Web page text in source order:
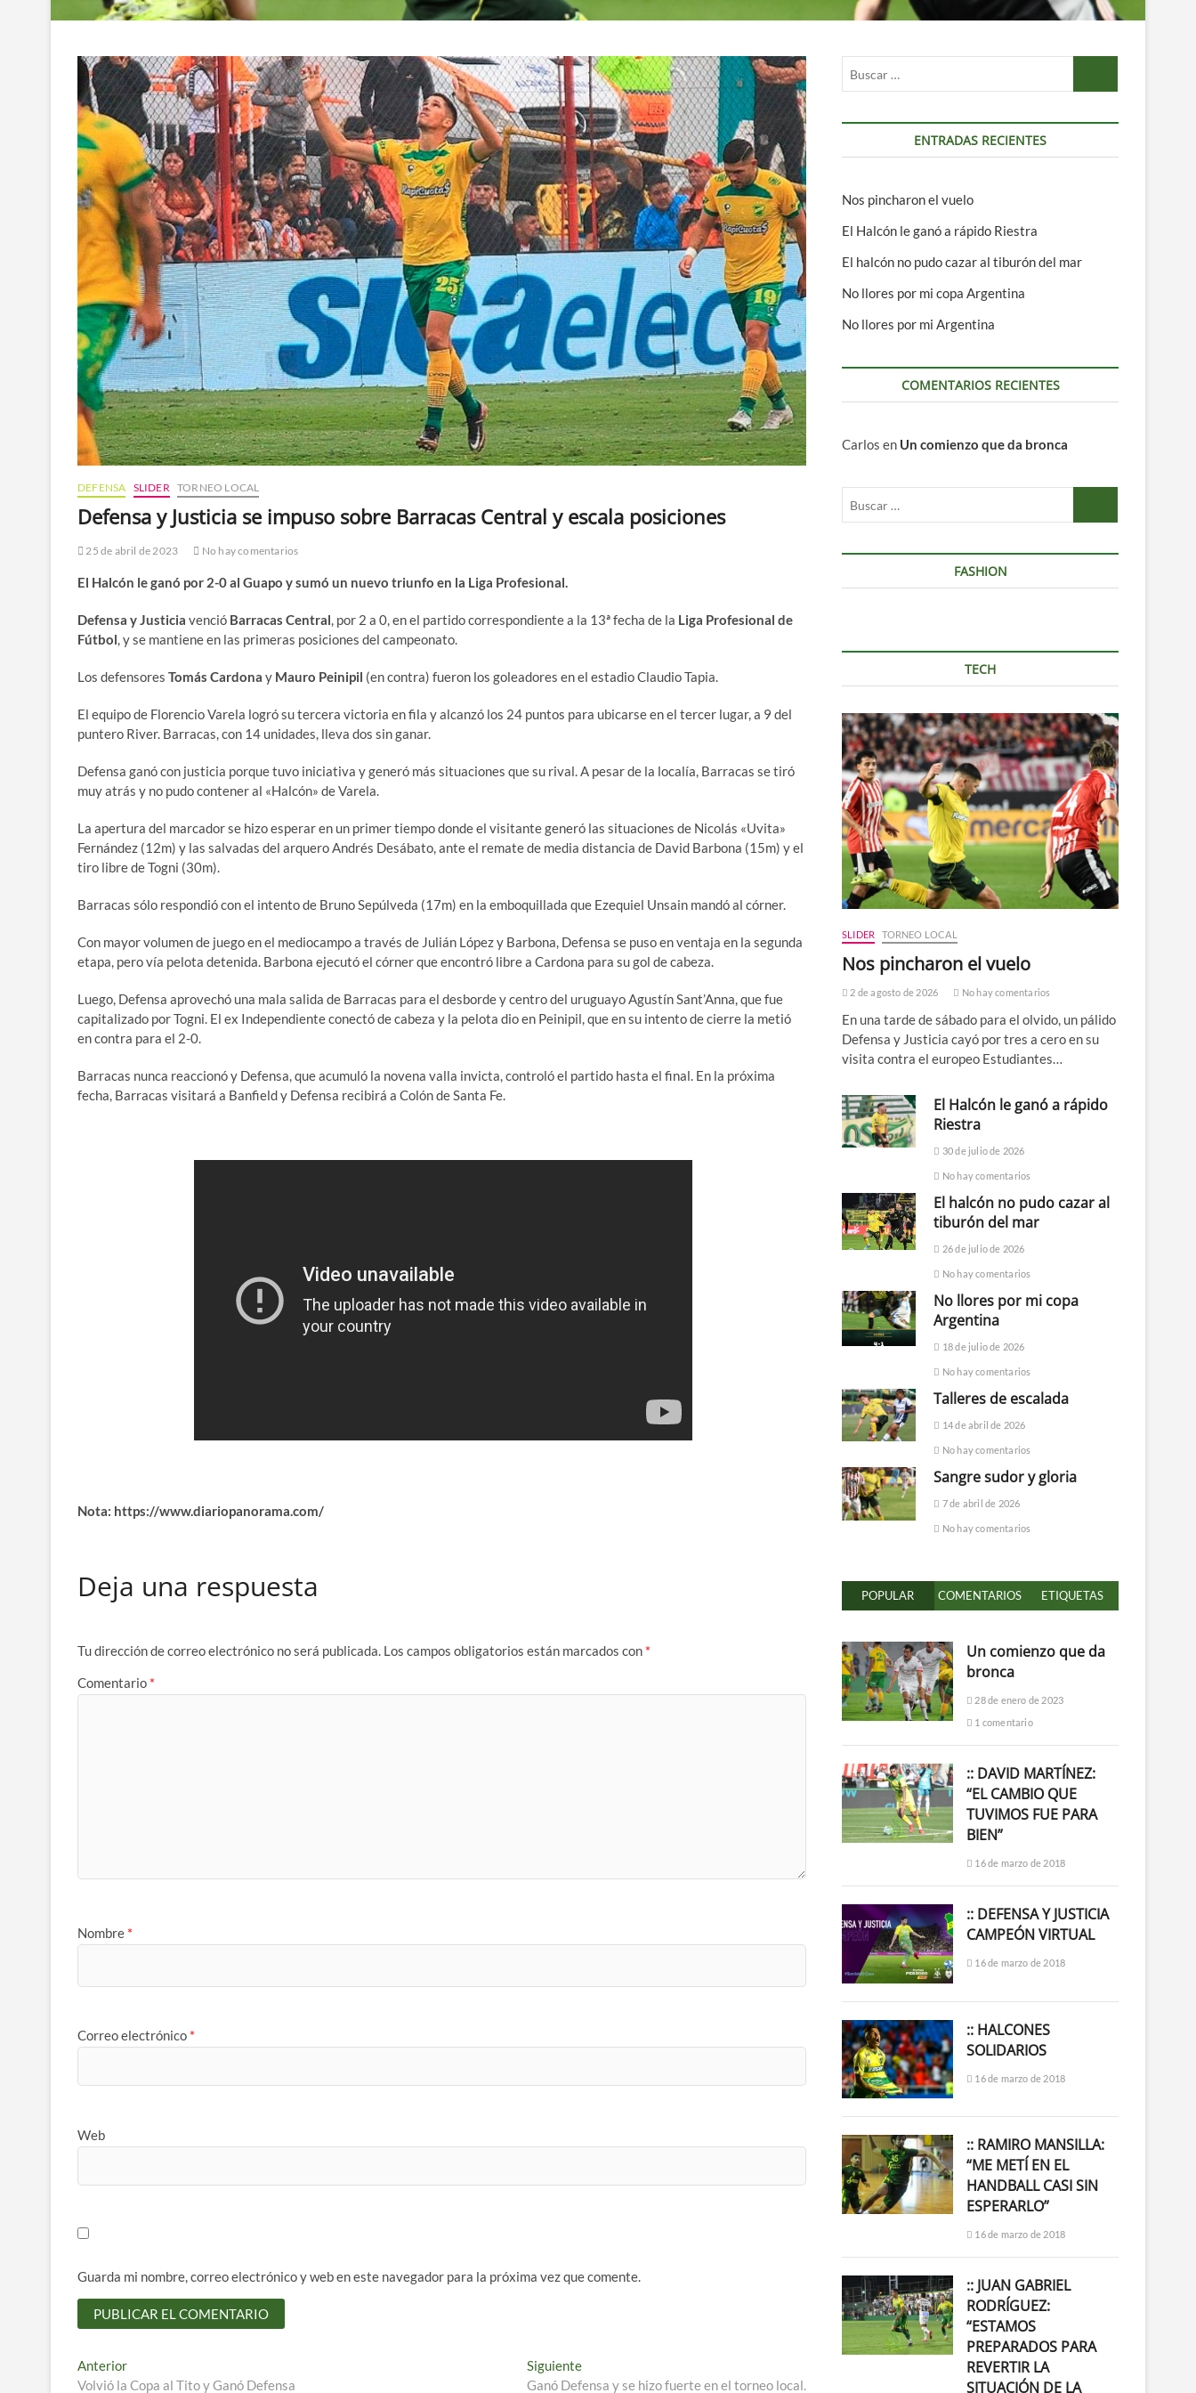
DEFENSA SLIDER TORNEO LOCAL
Defensa y Justicia se impuso sobre Barracas Central y escala posiciones
25 de abril de 2023 No hay comentarios
El Halcón le ganó por 2-0 al Guapo y sumó un nuevo triunfo en la Liga Profesional.
Defensa y Justicia venció Barracas Central, por 2 a 0, en el partido correspondiente a la 13ª fecha de la Liga Profesional de
Fútbol, y se mantiene en las primeras posiciones del campeonato.
Los defensores Tomás Cardona y Mauro Peinipil (en contra) fueron los goleadores en el estadio Claudio Tapia.
El equipo de Florencio Varela logró su tercera victoria en fila y alcanzó los 24 puntos para ubicarse en el tercer lugar, a 9 del
puntero River. Barracas, con 14 unidades, lleva dos sin ganar.
Defensa ganó con justicia porque tuvo iniciativa y generó más situaciones que su rival. A pesar de la localía, Barracas se tiró
muy atrás y no pudo contener al «Halcón» de Varela.
La apertura del marcador se hizo esperar en un primer tiempo donde el visitante generó las situaciones de Nicolás «Uvita»
Fernández (12m) y las salvadas del arquero Andrés Desábato, ante el remate de media distancia de David Barbona (15m) y el
tiro libre de Togni (30m).
Barracas sólo respondió con el intento de Bruno Sepúlveda (17m) en la emboquillada que Ezequiel Unsain mandó al córner.
Con mayor volumen de juego en el mediocampo a través de Julián López y Barbona, Defensa se puso en ventaja en la segunda
etapa, pero vía pelota detenida. Barbona ejecutó el córner que encontró libre a Cardona para su gol de cabeza.
Luego, Defensa aprovechó una mala salida de Barracas para el desborde y centro del uruguayo Agustín Sant’Anna, que fue
capitalizado por Togni. El ex Independiente conectó de cabeza y la pelota dio en Peinipil, que en su intento de cierre la metió
en contra para el 2-0.
Barracas nunca reaccionó y Defensa, que acumuló la novena valla invicta, controló el partido hasta el final. En la próxima
fecha, Barracas visitará a Banfield y Defensa recibirá a Colón de Santa Fe.
Nota: https://www.diariopanorama.com/
Deja una respuesta
Tu dirección de correo electrónico no será publicada. Los campos obligatorios están marcados con *
Comentario *
Nombre *
Correo electrónico *
Web
Guarda mi nombre, correo electrónico y web en este navegador para la próxima vez que comente.
Navegación
AnteriorEntrada
anterior:
Volvió la Copa al Tito y Ganó Defensa
SiguienteEntrada
siguiente:
Ganó Defensa y se hizo fuerte en el torneo local.
ENTRADAS RECIENTES
Nos pincharon el vuelo
El Halcón le ganó a rápido Riestra
El halcón no pudo cazar al tiburón del mar
No llores por mi copa Argentina
No llores por mi Argentina
COMENTARIOS RECIENTES
Carlos en Un comienzo que da bronca
FASHION
TECH
SLIDER TORNEO LOCAL
Nos pincharon el vuelo
2 de agosto de 2026 No hay comentarios
En una tarde de sábado para el olvido, un pálido
Defensa y Justicia cayó por tres a cero en su
visita contra el europeo Estudiantes…
El Halcón le ganó a rápido
Riestra
30 de julio de 2026
No hay comentarios
El halcón no pudo cazar al
tiburón del mar
26 de julio de 2026
No hay comentarios
No llores por mi copa
Argentina
18 de julio de 2026
No hay comentarios
Talleres de escalada
14 de abril de 2026
No hay comentarios
Sangre sudor y gloria
7 de abril de 2026
No hay comentarios
POPULAR COMENTARIOS ETIQUETAS
Un comienzo que da
bronca
28 de enero de 2023
1 comentario
:: DAVID MARTÍNEZ:
“EL CAMBIO QUE
TUVIMOS FUE PARA
BIEN”
16 de marzo de 2018
:: DEFENSA Y JUSTICIA
CAMPEÓN VIRTUAL
16 de marzo de 2018
:: HALCONES
SOLIDARIOS
16 de marzo de 2018
:: RAMIRO MANSILLA:
“ME METÍ EN EL
HANDBALL CASI SIN
ESPERARLO”
16 de marzo de 2018
:: JUAN GABRIEL
RODRÍGUEZ:
“ESTAMOS
PREPARADOS PARA
REVERTIR LA
SITUACIÓN DE LA